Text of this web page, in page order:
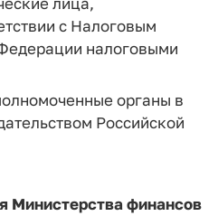
с Налоговым
налоговыми
органы в
Российской
Министерства финансов